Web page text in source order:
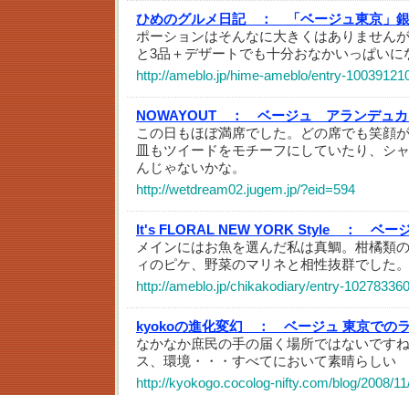
ひめのグルメ日記 ：
「ベージュ東京」
ポーションはそんなに大きくはありません
と3品＋デザートでも十分おなかいっぱいに
http://ameblo.jp/hime-ameblo/entry-
NOWAYOUT ：
ベージュ アランデュ
この日もほぼ満席でした。どの席でも笑顔
皿もツイードをモチーフにしていたり、シ
んじゃないかな。
http://wetdream02.jugem.jp/?eid=594
It's FLORAL NEW YORK Style ：
ベー
メインにはお魚を選んだ私は真鯛。柑橘類
ィのピケ、野菜のマリネと相性抜群でした。
http://ameblo.jp/chikakodiary/entry-
kyokoの進化変幻 ：
ベージュ 東京での
なかなか庶民の手の届く場所ではないです
ス、環境・・・すべてにおいて素晴らしい
http://kyokogo.cocolog-nifty.com/blog/2008/